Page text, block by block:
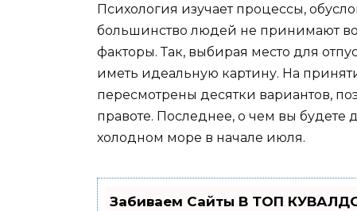
Психология изучает процессы,
большинство людей не принимают
факторы. Так, выбирая место для
иметь идеальную картину. На
пересмотрены десятки вариантов,
правоте. Последнее, о чем вы
холодном море в начале июля.
Забиваем Сайты В ТОП